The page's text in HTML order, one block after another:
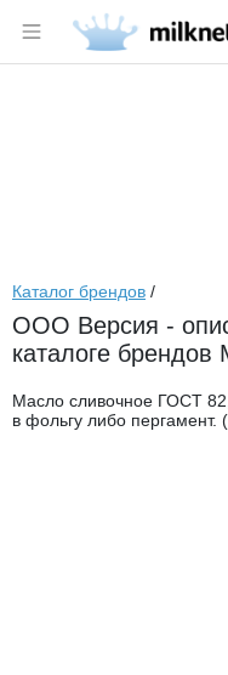
Раздел
Каталог брендов /
ООО Версия -
каталоге брендов
Масло сливочное ГОСТ
в фольгу либо пергамент.